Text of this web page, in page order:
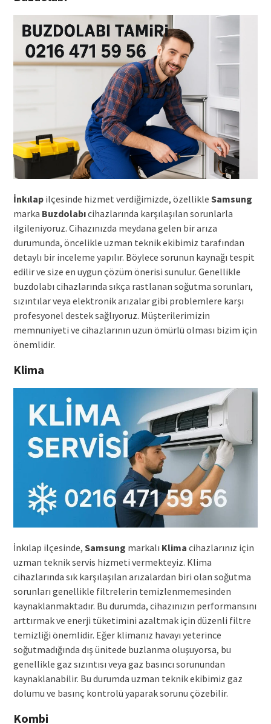
İnkılapilçesinde hizmet verdiğimizde, özellikle Samsung
marka Buzdolabıcihazlarında karşılaşılan sorunlarla
ilgileniyoruz. Cihazınızda meydana gelen bir arıza
durumunda, öncelikle uzman teknik ekibimiz tarafından
detaylı bir inceleme yapılır. Böylece sorunun kaynağı tespit
edilir ve size en uygun çözüm önerisi sunulur. Genellikle
buzdolabı cihazlarında sıkça rastlanan soğutma sorunları,
sızıntılar veya elektronik arızalar gibi problemlere karşı
profesyonel destek sağlıyoruz. Müşterilerimizin
memnuniyeti ve cihazlarının uzun ömürlü olması bizim için
önemlidir.
Klima
İnkılap ilçesinde, Samsung markalı Klima cihazlarınız için
uzman teknik servis hizmeti vermekteyiz. Klima
cihazlarında sık karşılaşılan arızalardan biri olan soğutma
sorunları genellikle filtrelerin temizlenmemesinden
kaynaklanmaktadır. Bu durumda, cihazınızın performansını
arttırmak ve enerji tüketimini azaltmak için düzenli filtre
temizliği önemlidir. Eğer klimanız havayı yeterince
soğutmadığında dış ünitede buzlanma oluşuyorsa, bu
genellikle gaz sızıntısı veya gaz basıncı sorunundan
kaynaklanabilir. Bu durumda uzman teknik ekibimiz gaz
dolumu ve basınç kontrolü yaparak sorunu çözebilir.
Kombi